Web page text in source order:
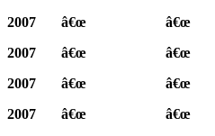
2007
â€œ â€œ
2007
â€œ â€œ
2007
â€œ â€œ
2007
â€œ â€œ